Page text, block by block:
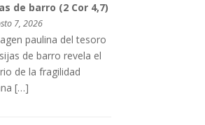
de barro (2 Cor 4,7)
7, 2026
paulina del tesoro
de barro revela el
de la fragilidad
[…]